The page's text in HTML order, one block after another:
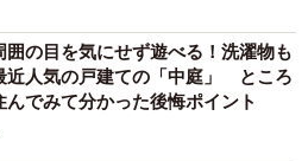
そもそも家族仲があまり良くな
きたとしてもお母さまは和室に
かったとのことでした。
手で、依頼者さまは幼少期から
囲の目を気にせず遊べる！洗濯物も
近人気の戸建ての「中庭」 ところ
でみて分かった後悔ポイント